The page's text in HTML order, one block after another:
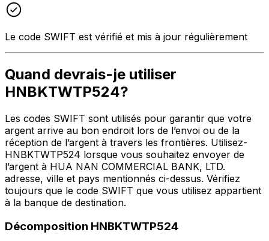
Le code SWIFT est vérifié et mis à jour régulièrement
Quand devrais-je utiliser
HNBKTWTP524?
Les codes SWIFT sont utilisés pour garantir que votre
argent arrive au bon endroit lors de l’envoi ou de la
réception de l’argent à travers les frontières. Utilisez-
HNBKTWTP524 lorsque vous souhaitez envoyer de
l’argent à HUA NAN COMMERCIAL BANK, LTD.
adresse, ville et pays mentionnés ci-dessus. Vérifiez
toujours que le code SWIFT que vous utilisez appartient
à la banque de destination.
Décomposition HNBKTWTP524